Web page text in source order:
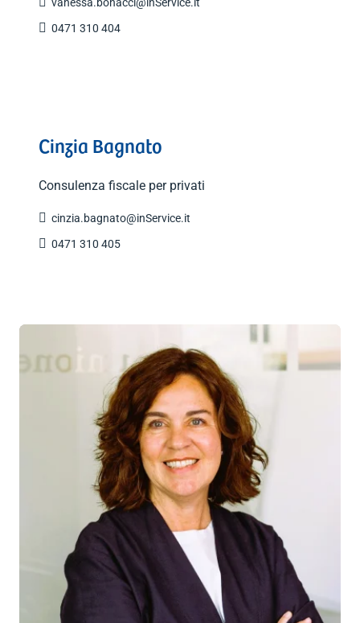
vanessa.bonacci@inService.it
 0471 310 404
Cinzia Bagnato
Consulenza fiscale per privati
 cinzia.bagnato@inService.it
 0471 310 405